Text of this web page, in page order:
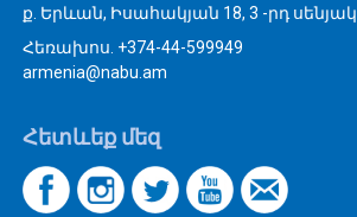
ք. Երևան, Իսահակյան 18, 3 -րդ սենյակ
Հեռախոս. +374-44-599949
armenia@nabu.am
Հետևեք մեզ